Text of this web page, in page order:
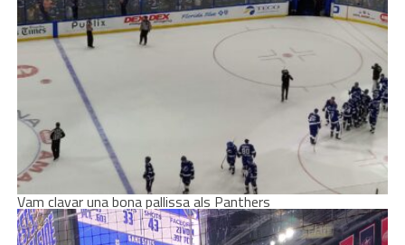
Vam clavar una bona pallissa als Panthers